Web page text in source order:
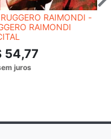
RAIMONDI -
RAIMONDI
54,77